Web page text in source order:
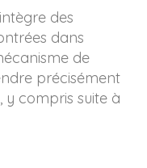
des
dans
de
précisément
y compris suite à